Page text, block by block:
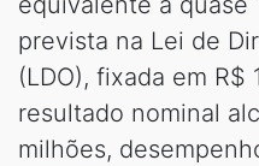
prevista na Lei de
(LDO), fixada em R$
resultado nominal
milhões,